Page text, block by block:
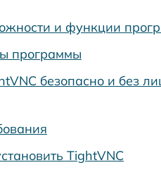
и функции
программы
безопасно и без
TightVNC